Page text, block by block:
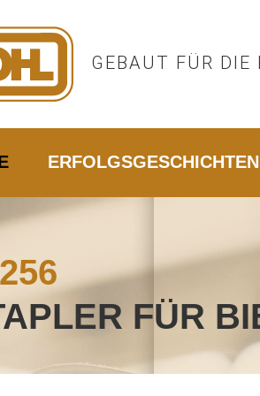
GEBAUT FÜR DIE
ERFOLGSGESCHICHTEN
FÜR